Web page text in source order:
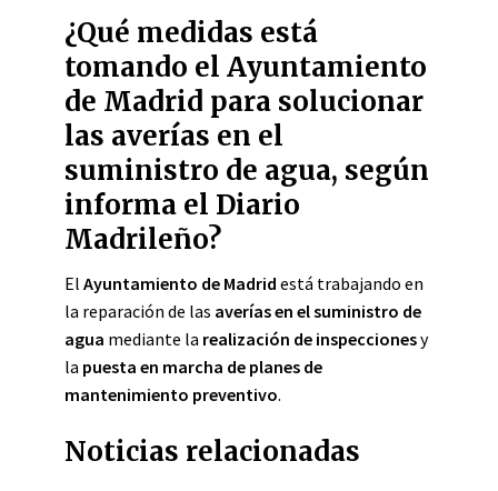
¿Qué medidas está
tomando el Ayuntamiento
de Madrid para solucionar
las averías en el
suministro de agua, según
informa el Diario
Madrileño?
El Ayuntamiento de Madrid está trabajando en
la reparación de las averías en el suministro de
agua mediante la realización de inspeccionesy
la puesta en marcha de planes de
mantenimiento preventivo.
Noticias relacionadas